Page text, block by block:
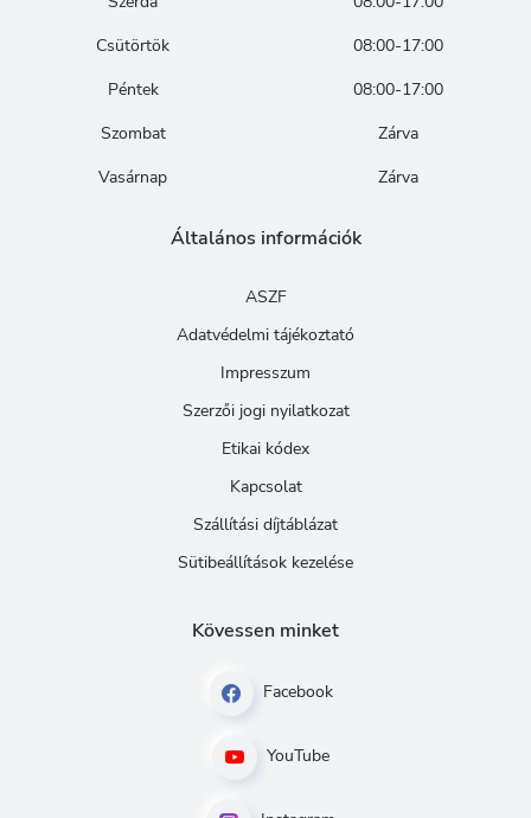
Csütörtök
08:00-17:00
Péntek
08:00-17:00
Szombat
Zárva
Vasárnap
Zárva
Általános információk
ASZF
Adatvédelmi tájékoztató
Impresszum
Szerzői jogi nyilatkozat
Etikai kódex
Kapcsolat
Szállítási díjtáblázat
Sütibeállítások kezelése
Kövessen minket
Facebook
YouTube